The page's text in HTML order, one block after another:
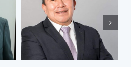
El abandono de
los presos una
experiencia
vivida